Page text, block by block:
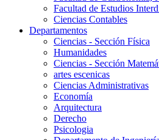
Facultad de Estudios
Ciencias Contables
Departamentos
Ciencias - Sección Física
Humanidades
Ciencias - Sección
artes escenicas
Ciencias Administrativas
Economía
Arquitectura
Derecho
Psicologia